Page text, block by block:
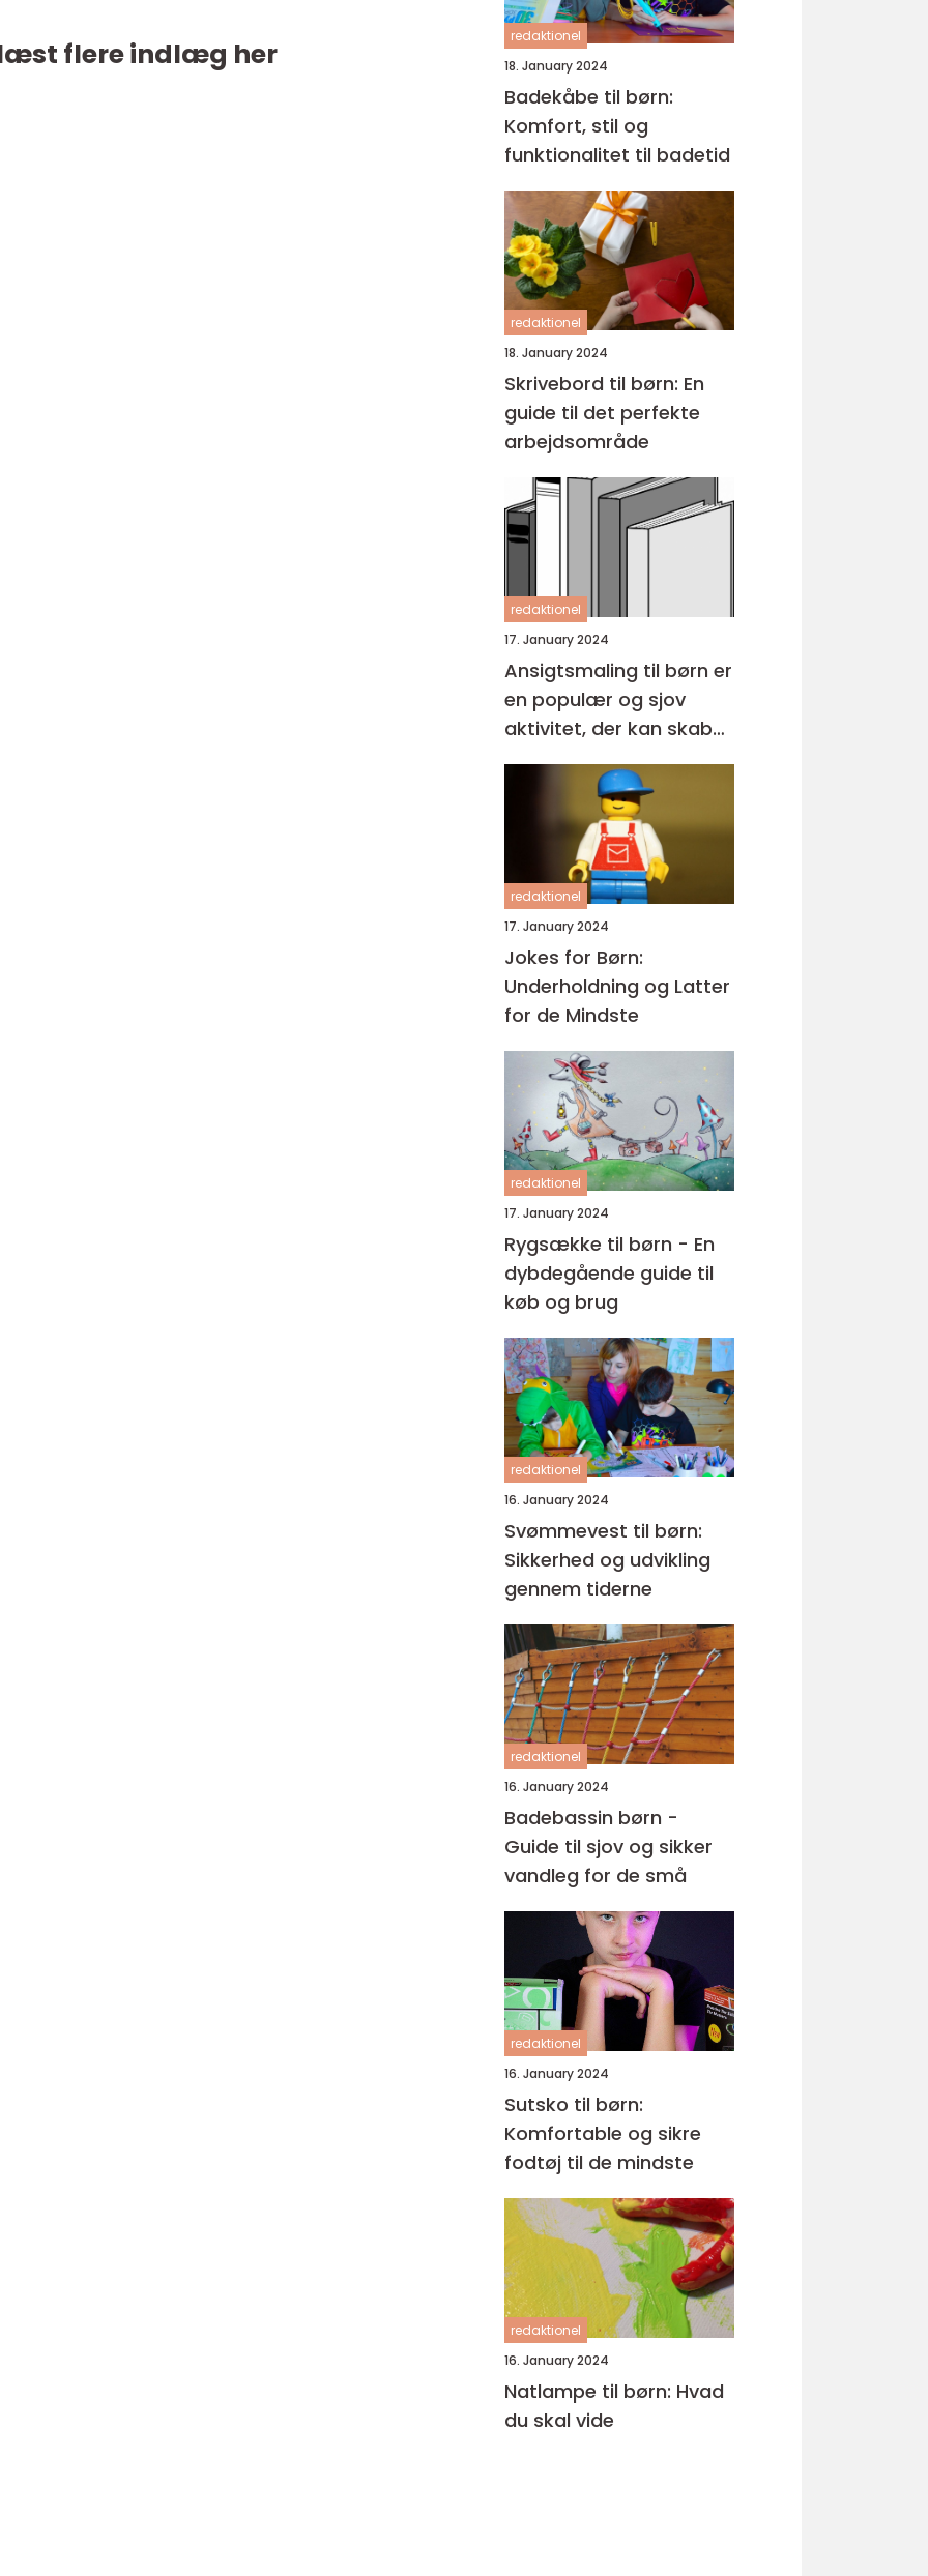
flere indlæg her
redaktionel
18. January 2024
Badekåbe til børn:
Komfort, stil og
funktionalitet til badetid
redaktionel
18. January 2024
Skrivebord til børn: En
guide til det perfekte
arbejdsområde
redaktionel
17. January 2024
Ansigtsmaling til børn er
en populær og sjov
aktivitet, der kan skabe
glæde og kreativitet i
enhver lejlighed
redaktionel
17. January 2024
Jokes for Børn:
Underholdning og Latter
for de Mindste
redaktionel
17. January 2024
Rygsække til børn - En
dybdegående guide til
køb og brug
redaktionel
16. January 2024
Svømmevest til børn:
Sikkerhed og udvikling
gennem tiderne
redaktionel
16. January 2024
Badebassin børn -
Guide til sjov og sikker
vandleg for de små
redaktionel
16. January 2024
Sutsko til børn:
Komfortable og sikre
fodtøj til de mindste
redaktionel
16. January 2024
Natlampe til børn: Hvad
du skal vide